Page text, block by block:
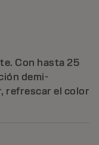
Con hasta 25
demi-
refrescar el color